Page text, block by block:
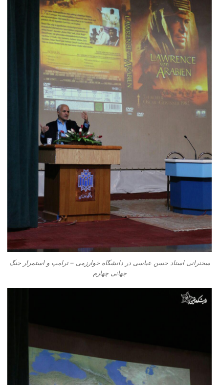
سخنرانی استاد حسن عباسی در دانشگاه خوارزمی – ترامپ و استمرار جنگ
جهانی چهارم